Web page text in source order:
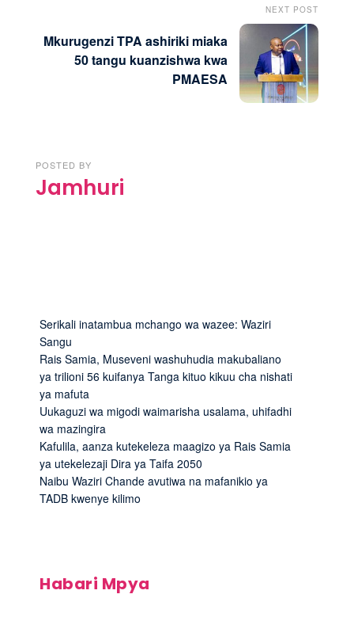
NEXT POST
Mkurugenzi TPA ashiriki miaka
50 tangu kuanzishwa kwa
PMAESA
POSTED BY
Jamhuri
Serikali inatambua mchango wa wazee: Waziri
Sangu
Rais Samia, Museveni washuhudia makubaliano
ya trilioni 56 kuifanya Tanga kituo kikuu cha nishati
ya mafuta
Uukaguzi wa migodi waimarisha usalama, uhifadhi
wa mazingira
Kafulila, aanza kutekeleza maagizo ya Rais Samia
ya utekelezaji Dira ya Taifa 2050
Naibu Waziri Chande avutiwa na mafanikio ya
TADB kwenye kilimo
Habari Mpya